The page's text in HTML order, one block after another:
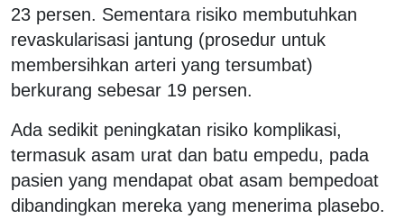
23 persen. Sementara risiko membutuhkan
revaskularisasi jantung (prosedur untuk
membersihkan arteri yang tersumbat)
berkurang sebesar 19 persen.
Ada sedikit peningkatan risiko komplikasi,
termasuk asam urat dan batu empedu, pada
pasien yang mendapat obat asam bempedoat
dibandingkan mereka yang menerima plasebo.